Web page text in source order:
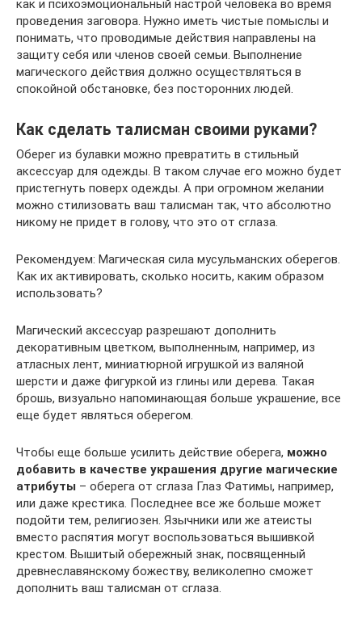
как и психоэмоциональный настрой человека во время
проведения заговора. Нужно иметь чистые помыслы и
понимать, что проводимые действия направлены на
защиту себя или членов своей семьи. Выполнение
магического действия должно осуществляться в
спокойной обстановке, без посторонних людей.
Как сделать талисман своими руками?
Оберег из булавки можно превратить в стильный
аксессуар для одежды. В таком случае его можно будет
пристегнуть поверх одежды. А при огромном желании
можно стилизовать ваш талисман так, что абсолютно
никому не придет в голову, что это от сглаза.
Рекомендуем: Магическая сила мусульманских оберегов.
Как их активировать, сколько носить, каким образом
использовать?
Магический аксессуар разрешают дополнить
декоративным цветком, выполненным, например, из
атласных лент, миниатюрной игрушкой из валяной
шерсти и даже фигуркой из глины или дерева. Такая
брошь, визуально напоминающая больше украшение, все
еще будет являться оберегом.
Чтобы еще больше усилить действие оберега, можно
добавить в качестве украшения другие магические
атрибуты – оберега от сглаза Глаз Фатимы, например,
или даже крестика. Последнее все же больше может
подойти тем, религиозен. Язычники или же атеисты
вместо распятия могут воспользоваться вышивкой
крестом. Вышитый обережный знак, посвященный
древнеславянскому божеству, великолепно сможет
дополнить ваш талисман от сглаза.